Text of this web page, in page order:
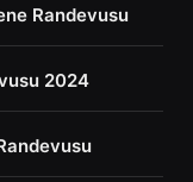
Randevusu
2024